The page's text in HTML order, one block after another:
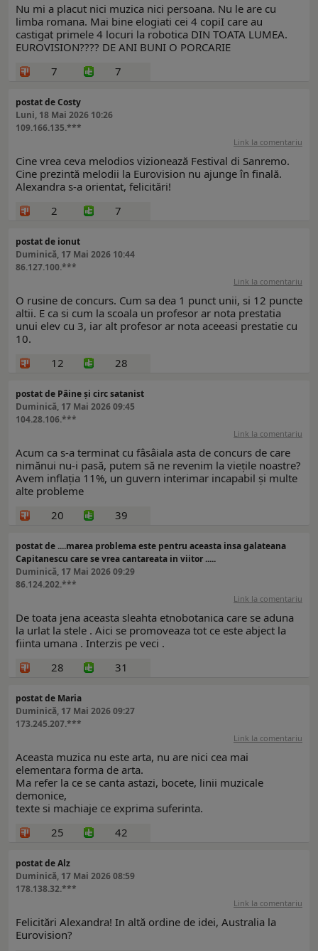
Nu mi a placut nici muzica nici persoana. Nu le are cu
limba romana. Mai bine elogiati cei 4 copiI care au
castigat primele 4 locuri la robotica DIN TOATA LUMEA.
EUROVISION???? DE ANI BUNI O PORCARIE
7
7
postat de Costy
Luni, 18 Mai 2026 10:26
109.166.135.***
Link la comentariu
Cine vrea ceva melodios vizionează Festival di Sanremo.
Cine prezintă melodii la Eurovision nu ajunge în finală.
Alexandra s-a orientat, felicitări!
2
7
postat de ionut
Duminică, 17 Mai 2026 10:44
86.127.100.***
Link la comentariu
O rusine de concurs. Cum sa dea 1 punct unii, si 12 puncte
altii. E ca si cum la scoala un profesor ar nota prestatia
unui elev cu 3, iar alt profesor ar nota aceeasi prestatie cu
10.
12
28
postat de Pâine și circ satanist
Duminică, 17 Mai 2026 09:45
104.28.106.***
Link la comentariu
Acum ca s-a terminat cu fâsâiala asta de concurs de care
nimănui nu-i pasă, putem să ne revenim la viețile noastre?
Avem inflația 11%, un guvern interimar incapabil și multe
alte probleme
20
39
postat de ....marea problema este pentru aceasta insa galateana
Capitanescu care se vrea cantareata in viitor .....
Duminică, 17 Mai 2026 09:29
86.124.202.***
Link la comentariu
De toata jena aceasta sleahta etnobotanica care se aduna
la urlat la stele . Aici se promoveaza tot ce este abject la
fiinta umana . Interzis pe veci .
28
31
postat de Maria
Duminică, 17 Mai 2026 09:27
173.245.207.***
Link la comentariu
Aceasta muzica nu este arta, nu are nici cea mai
elementara forma de arta.
Ma refer la ce se canta astazi, bocete, linii muzicale
demonice,
texte si machiaje ce exprima suferinta.
25
42
postat de Alz
Duminică, 17 Mai 2026 08:59
178.138.32.***
Link la comentariu
Felicitări Alexandra! In altă ordine de idei, Australia la
Eurovision?